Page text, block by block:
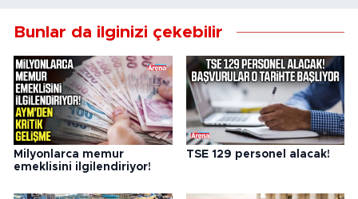
Bunlar da ilginizi çekebilir
Milyonlarca memur
emeklisini ilgilendiriyor!
TSE 129 personel alacak!